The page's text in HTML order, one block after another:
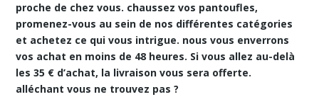
proche de chez vous. chaussez vos pantoufles,
promenez-vous au sein de nos différentes catégories
et achetez ce qui vous intrigue. nous vous enverrons
vos achat en moins de 48 heures. Si vous allez au-delà
les 35 € d’achat, la livraison vous sera offerte.
alléchant vous ne trouvez pas ?